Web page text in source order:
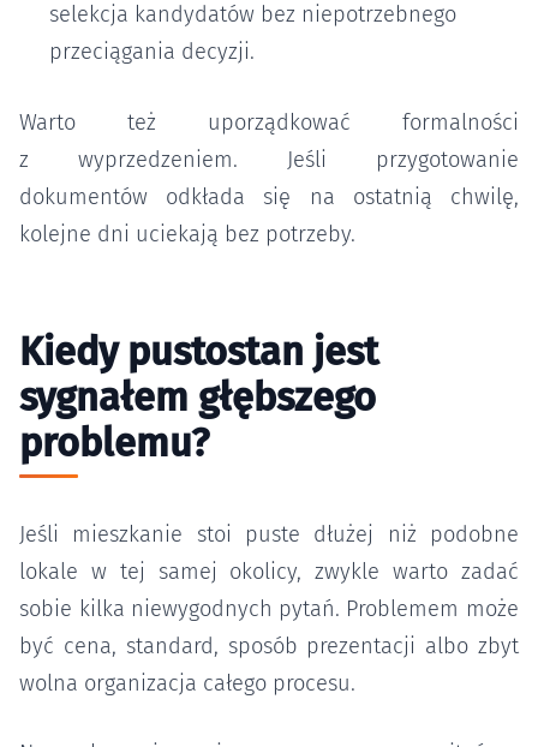
selekcja kandydatów bez niepotrzebnego
przeciągania decyzji.
Warto też uporządkować formalności
z wyprzedzeniem. Jeśli przygotowanie
dokumentów odkłada się na ostatnią chwilę,
kolejne dni uciekają bez potrzeby.
Kiedy pustostan jest
sygnałem głębszego
problemu?
Jeśli mieszkanie stoi puste dłużej niż podobne
lokale w tej samej okolicy, zwykle warto zadać
sobie kilka niewygodnych pytań. Problemem może
być cena, standard, sposób prezentacji albo zbyt
wolna organizacja całego procesu.